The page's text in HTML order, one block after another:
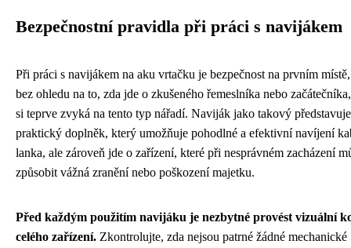
Bezpečnostní pravidla při práci s navijákem
Při práci s navijákem na aku vrtačku je bezpečnost na prvním
bez ohledu na to, zda jde o zkušeného řemeslníka nebo
si teprve zvyká na tento typ nářadí. Naviják jako takový představuje
praktický doplněk, který umožňuje pohodlné a efektivní navíjení
lanka, ale zároveň jde o zařízení, které při nesprávném zacházení
způsobit vážná zranění nebo poškození majetku.
Před každým použitím navijáku je nezbytné provést vizuální
celého zařízení. Zkontrolujte, zda nejsou patrné žádné mechanické